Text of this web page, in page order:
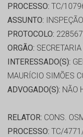
PROCESSO: TC/
ASSUNTO:
PROTOCOLO:
ORGÃO:
INTERESSADO(S):
MAURÍCIO SIMÕES
ADVOGADO(S): NÃO
RELATOR: CONS.
PROCESSO: TC/